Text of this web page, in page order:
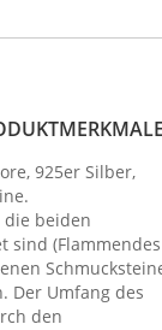
925er Silber,
die beiden
sind (Flammendes
Der Umfang des
den